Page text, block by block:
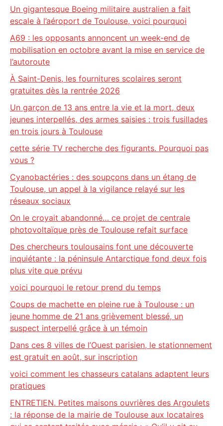
Un gigantesque Boeing militaire australien a fait
escale à l’aéroport de Toulouse, voici pourquoi
A69 : les opposants annoncent un week-end de
mobilisation en octobre avant la mise en service de
l’autoroute
À Saint-Denis, les fournitures scolaires seront
gratuites dès la rentrée 2026
Un garçon de 13 ans entre la vie et la mort, deux
jeunes interpellés, des armes saisies : trois fusillades
en trois jours à Toulouse
cette série TV recherche des figurants. Pourquoi pas
vous ?
Cyanobactéries : des soupçons dans un étang de
Toulouse, un appel à la vigilance relayé sur les
réseaux sociaux
On le croyait abandonné… ce projet de centrale
photovoltaïque près de Toulouse refait surface
Des chercheurs toulousains font une découverte
inquiétante : la péninsule Antarctique fond deux fois
plus vite que prévu
voici pourquoi le retour prend du temps
Coups de machette en pleine rue à Toulouse : un
jeune homme de 21 ans grièvement blessé, un
suspect interpellé grâce à un témoin
Dans ces 8 villes de l’Ouest parisien, le stationnement
est gratuit en août, sur inscription
voici comment les chasseurs catalans adaptent leurs
pratiques
ENTRETIEN. Petites maisons ouvrières des Argoulets
: la réponse de la mairie de Toulouse aux locataires